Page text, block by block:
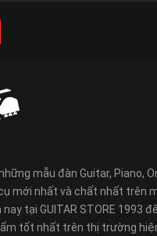
mẫu đàn Guitar, Piano,
mới nhất và chất nhất trên
tại GUITAR STORE 1993
tốt nhất trên thị trường